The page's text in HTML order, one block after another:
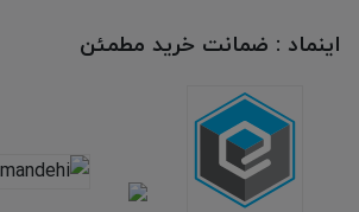
اینماد : ضمانت خرید مطمئن